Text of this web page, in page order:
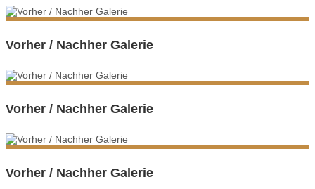
Vorher / Nachher Galerie
Vorher / Nachher Galerie
Vorher / Nachher Galerie